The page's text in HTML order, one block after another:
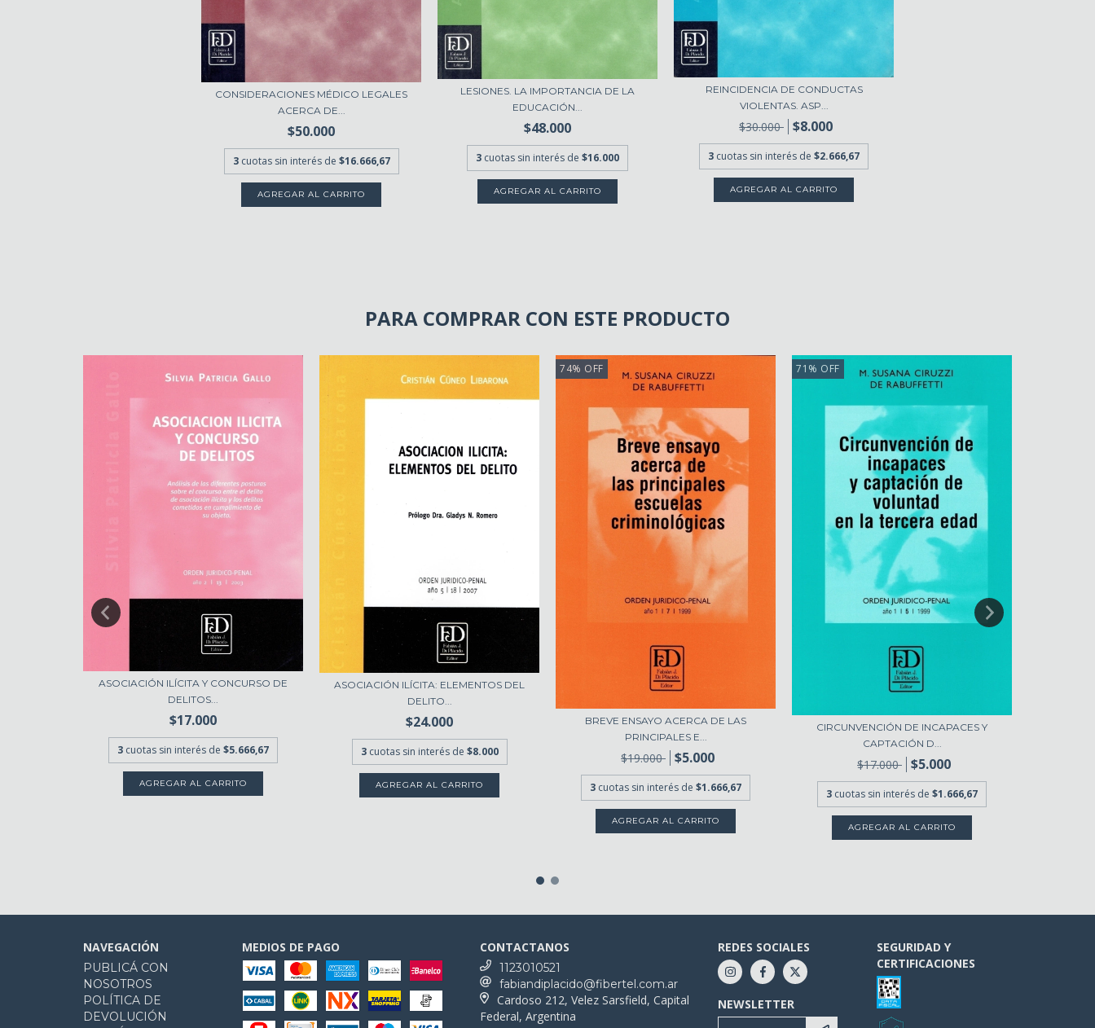
CONSIDERACIONES MÉDICO LEGALES
ACERCA DE...
$50.000
3 cuotas sin interés de $16.666,67
LESIONES. LA IMPORTANCIA DE LA
EDUCACIÓN...
$48.000
3 cuotas sin interés de $16.000
REINCIDENCIA DE CONDUCTAS
VIOLENTAS. ASP...
$30.000 $8.000
3 cuotas sin interés de $2.666,67
PARA COMPRAR CON ESTE PRODUCTO
ASOCIACIÓN ILÍCITA Y CONCURSO DE
DELITOS...
$17.000
3 cuotas sin interés de $5.666,67
ASOCIACIÓN ILÍCITA: ELEMENTOS DEL
DELITO...
$24.000
3 cuotas sin interés de $8.000
74% OFF
BREVE ENSAYO ACERCA DE LAS
PRINCIPALES E...
$19.000 $5.000
3 cuotas sin interés de $1.666,67
71 % OFF
CIRCUNVENCIÓN DE INCAPACES Y
CAPTACIÓN D...
$17.000 $5.000
3 cuotas sin interés de $1.666,67
NAVEGACIÓN
PUBLICÁ CON
NOSOTROS
POLÍTICA DE
DEVOLUCIÓN
MEDIOS DE PAGO CONTACTANOS
1123010521
fabiandiplacido@fibertel.com.ar
Cardoso 212, Velez Sarsfield, Capital
Federal, Argentina
REDES SOCIALES
NEWSLETTER
SEGURIDAD Y
CERTIFICACIONES